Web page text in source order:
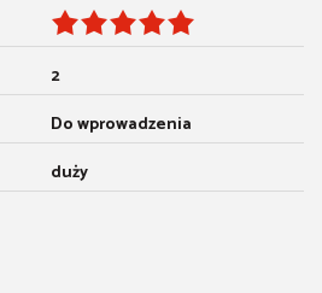
2
Do wprowadzenia
duży